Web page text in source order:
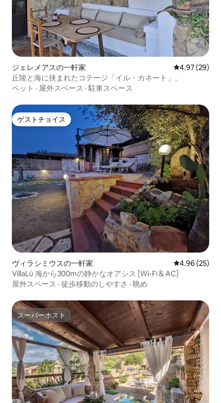
ジェレメアスの一軒家 レビュー29
4.97 (29)
丘陵と海に挟まれたコテージ「イル・カネート」。
ペット · 屋外スペース ·駐車スペース
ゲストチョイス
ゲストチョイス
ヴィラシミウスの一軒家 レビュー25
4.96 (25)
VillaLú 海から300mの静かなオアシス [Wi-Fi & AC]
屋外スペース · 徒歩移動のしやすさ · 眺め
スーパーホスト
スーパーホスト